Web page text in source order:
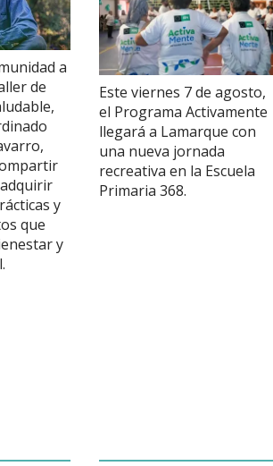
a
de
y
que
y
Este viernes 7 de agosto,
el Programa Activamente
llegará a Lamarque con
una nueva jornada
recreativa en la Escuela
Primaria 368.